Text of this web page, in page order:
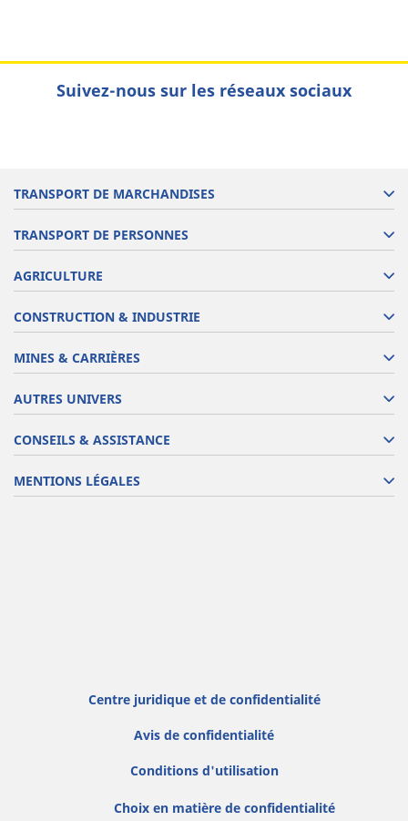
Suivez-nous sur les réseaux sociaux
TRANSPORT DE MARCHANDISES
TRANSPORT DE PERSONNES
AGRICULTURE
CONSTRUCTION & INDUSTRIE
MINES & CARRIÈRES
AUTRES UNIVERS
CONSEILS & ASSISTANCE
MENTIONS LÉGALES
Centre juridique et de confidentialité
Avis de confidentialité
Conditions d'utilisation
Choix en matière de confidentialité